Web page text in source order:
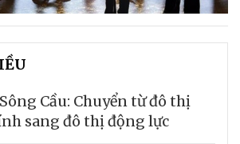
Cầu: Chuyển từ đô thị
sang đô thị động lực